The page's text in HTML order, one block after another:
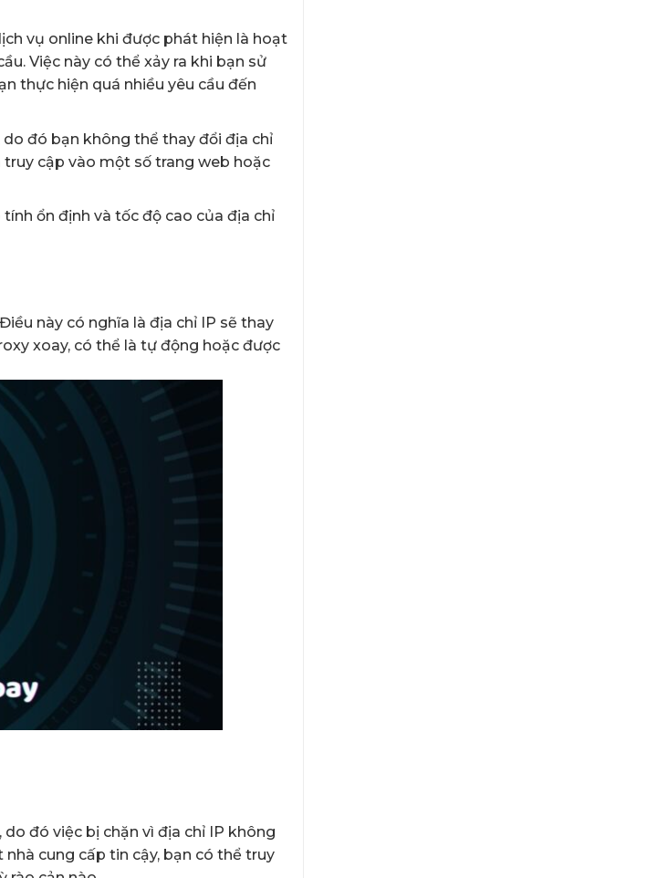
vụ online khi được phát hiện là hoạt
Việc này có thể xảy ra khi bạn sử
thực hiện quá nhiều yêu cầu đến
đó bạn không thể thay đổi địa chỉ
truy cập vào một số trang web hoặc
ổn định và tốc độ cao của địa chỉ
này có nghĩa là địa chỉ IP sẽ thay
xoay, có thể là tự động hoặc được
đó việc bị chặn vì địa chỉ IP không
cung cấp tin cậy, bạn có thể truy